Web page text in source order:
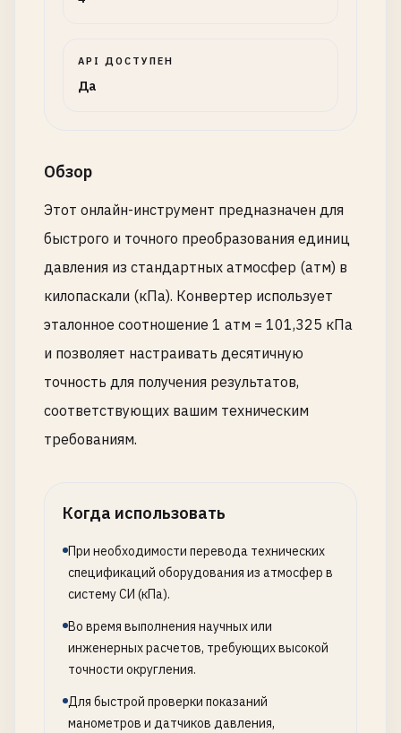
API ДОСТУПЕН
Да
Обзор
Этот онлайн-инструмент предназначен для
быстрого и точного преобразования единиц
давления из стандартных атмосфер (атм) в
килопаскали (кПа). Конвертер использует
эталонное соотношение 1 атм = 101,325 кПа
и позволяет настраивать десятичную
точность для получения результатов,
соответствующих вашим техническим
требованиям.
Когда использовать
При необходимости перевода технических
спецификаций оборудования из атмосфер в
систему СИ (кПа).
Во время выполнения научных или
инженерных расчетов, требующих высокой
точности округления.
Для быстрой проверки показаний
манометров и датчиков давления,